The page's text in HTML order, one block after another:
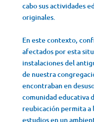
cabo sus actividades
originales.
En este contexto,
afectados por esta
instalaciones del
de nuestra
encontraban en
comunidad educativa
reubicación permita a
estudios en un